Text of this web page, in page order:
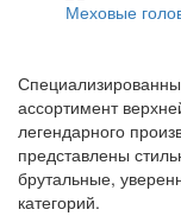
Меховые
ассортимент
легендарного
представлены
брутальные,
категорий.